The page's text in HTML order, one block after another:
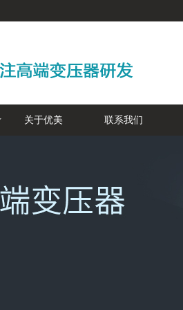
关于优美 联系我们